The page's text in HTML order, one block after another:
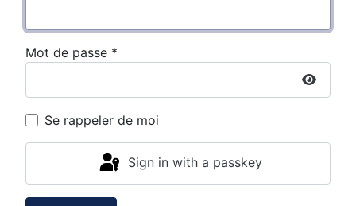
Mot de passe *
Show
Se rappeler de moi
Sign in with a passkey